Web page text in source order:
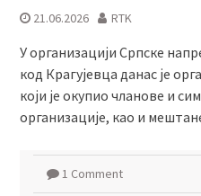
21.06.2026 RTK
У организацији Српске
код Крагујевца данас је
који је окупио чланове и
организације, као и
1 Comment